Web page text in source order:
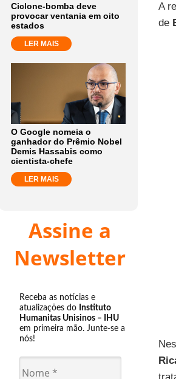
Ciclone-bomba deve
provocar ventania em oito
estados
LER MAIS
O Google nomeia o
ganhador do Prêmio Nobel
Demis Hassabis como
cientista-chefe
LER MAIS
Assine a
Newsletter
Receba as notícias e
atualizações do Instituto
Humanitas Unisinos – IHU
em primeira mão. Junte-se a
nós!
A
de